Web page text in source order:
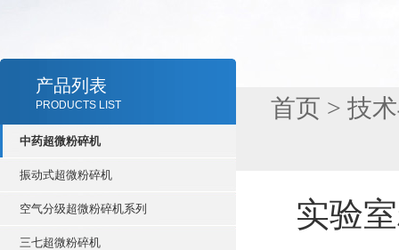
产品列表
PRODUCTS LIST
中药超微粉碎机
振动式超微粉碎机
空气分级超微粉碎机系列
三七超微粉碎机
首页 > 技
实验